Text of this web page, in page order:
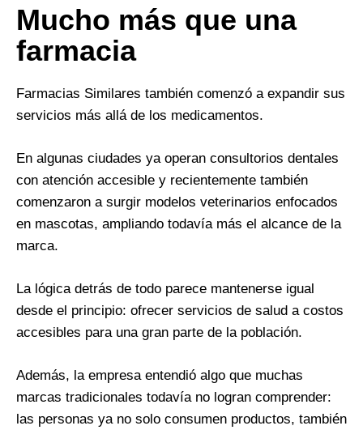
Mucho más que una
farmacia
Farmacias Similares también comenzó a expandir sus
servicios más allá de los medicamentos.
En algunas ciudades ya operan consultorios dentales
con atención accesible y recientemente también
comenzaron a surgir modelos veterinarios enfocados
en mascotas, ampliando todavía más el alcance de la
marca.
La lógica detrás de todo parece mantenerse igual
desde el principio: ofrecer servicios de salud a costos
accesibles para una gran parte de la población.
Además, la empresa entendió algo que muchas
marcas tradicionales todavía no logran comprender:
las personas ya no solo consumen productos, también